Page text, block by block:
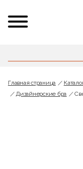
Главная страница
Дизайнерские бра